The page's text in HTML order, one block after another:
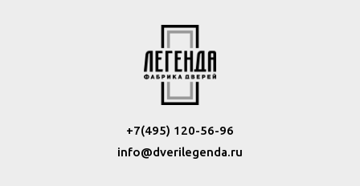
+7(495) 120-56-96
info@dverilegenda.ru